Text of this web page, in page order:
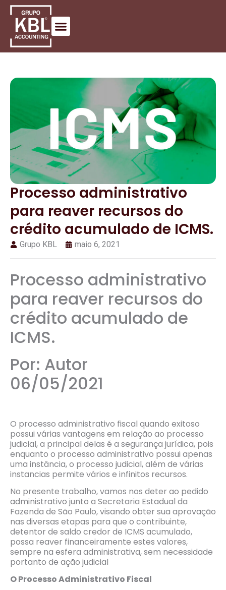
Processo administrativo
para reaver recursos do
crédito acumulado de ICMS.
Grupo KBL maio 6, 2021
Processo administrativo
para reaver recursos do
crédito acumulado de
ICMS.
Por: Autor
06/05/2021
O processo administrativo fiscal quando exitoso
possui várias vantagens em relação ao processo
judicial, a principal delas é a segurança jurídica, pois
enquanto o processo administrativo possui apenas
uma instância, o processo judicial, além de várias
instancias permite vários e infinitos recursos.
No presente trabalho, vamos nos deter ao pedido
administrativo junto a Secretaria Estadual da
Fazenda de São Paulo, visando obter sua aprovação
nas diversas etapas para que o contribuinte,
detentor de saldo credor de ICMS acumulado,
possa reaver financeiramente estes valores,
sempre na esfera administrativa, sem necessidade
portanto de ação judicial
O Processo Administrativo Fiscal